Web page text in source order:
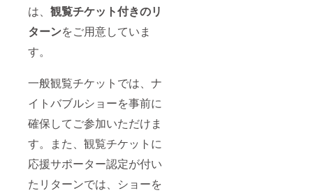
は、 観覧チケット付きのリ
ターンをご用意していま
す。
一般観覧チケットでは、ナ
イトバブルショーを事前に
確保してご参加いただけま
す。また、観覧チケットに
応援サポーター認定が付い
たリターンでは、ショーを